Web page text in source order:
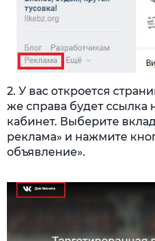
2. У вас откроется
же справа будет
кабинет. Выберите
реклама» и нажмите
объявление».